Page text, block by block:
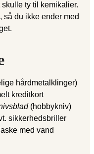
ty til kemikalier.
du ikke ender med
hårdmetalklinger)
kreditkort
(hobbykniv)
sikkerhedsbriller
med vand